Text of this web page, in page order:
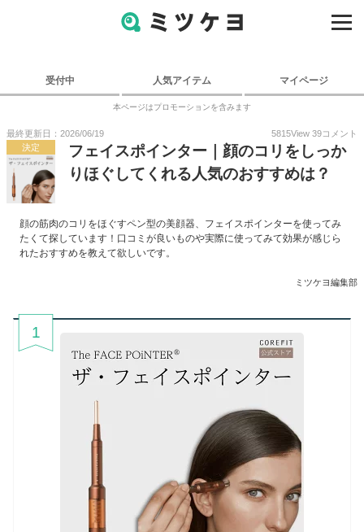
受付中 人気アイテム マイページ
本ページはプロモーションを含みます
最終更新日：2026/06/19 5815View 39コメント
決定
フェイスポインター｜顔のコリをしっか
りほぐしてくれる人気のおすすめは？
顔の筋肉のコリをほぐすペン型の美顔器、フェイスポインターを使ってみ
たくて探しています！口コミが良いものや実際に使ってみて効果が感じら
れたおすすめを教えて欲しいです。
ミツケヨ編集部
1